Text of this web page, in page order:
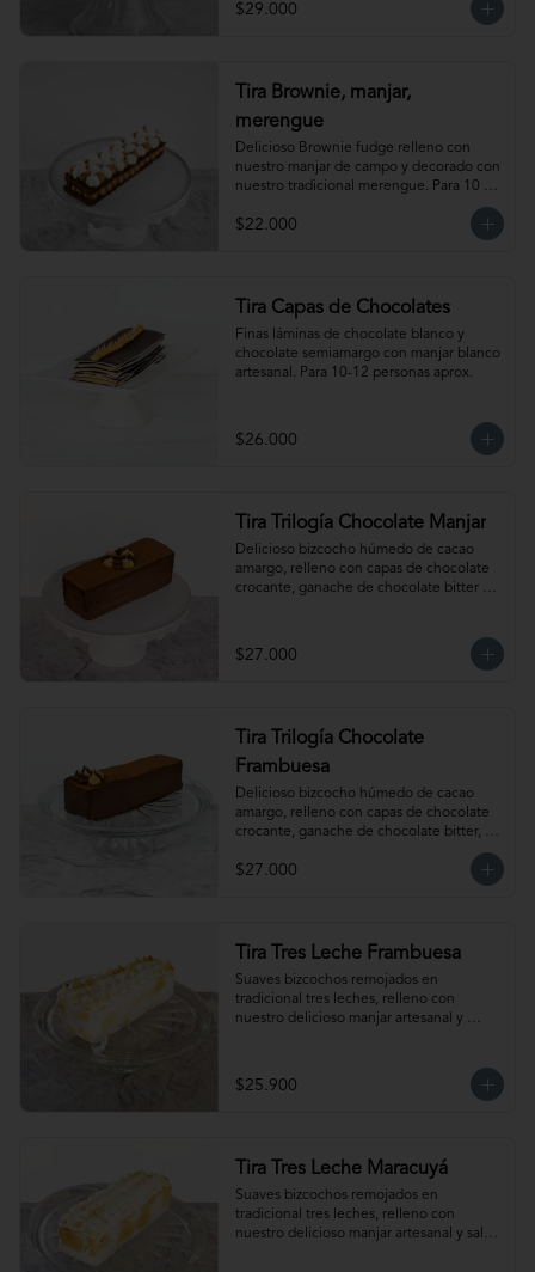
$29.000
Tira Brownie, manjar,
merengue
Delicioso Brownie fudge relleno con
nuestro manjar de campo y decorado con
nuestro tradicional merengue. Para 10
recomienda descongelar de 1 hora a
$22.000
Tira Capas de Chocolates
Finas láminas de chocolate blanco y
chocolate semiamargo con manjar blanco
artesanal. Para 10-12 personas aprox.
$26.000
Tira Trilogía Chocolate Manjar
Delicioso bizcocho húmedo de cacao
amargo, relleno con capas de chocolate
crocante, ganache de chocolate bitter y
recomienda descongelar 1 hora a
temperatura ambiente antes de servir.
$27.000
Tira Trilogía Chocolate
Frambuesa
Delicioso bizcocho húmedo de cacao
amargo, relleno con capas de chocolate
crocante, ganache de chocolate bitter,
delicada salsa de frambuesas y nuestro
clásico manjar artesanal. Para 12-15
$27.000
Tira Tres Leche Frambuesa
Suaves bizcochos remojados en
tradicional tres leches, relleno con
nuestro delicioso manjar artesanal y
Producto congelado, se recomienda
descongelar de 2 horas a temperatura
$25.900
Tira Tres Leche Maracuyá
Suaves bizcochos remojados en
tradicional tres leches, relleno con
nuestro delicioso manjar artesanal y salsa